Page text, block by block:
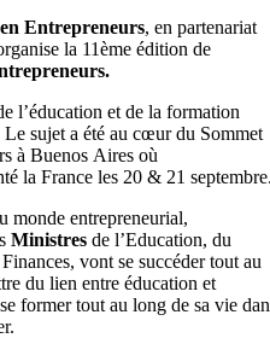
Entrepreneurs, en partenariat
la 11ème édition de
l’éducation et de la formation
sujet a été au cœur du Sommet
à Buenos Aires où
la France les 20 & 21
monde entrepreneurial,
Ministres de l’Education, du
vont se succéder tout au
du lien entre éducation et
former tout au long de sa vie